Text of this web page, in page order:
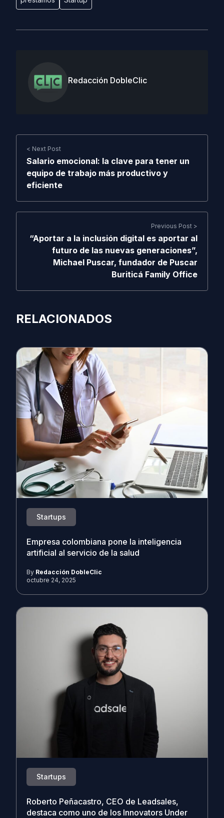
Redacción DobleClic
< Next Post
Salario emocional: la clave para tener un
equipo de trabajo más productivo y
eficiente
Previous Post >
“Aportar a la inclusión digital es aportar al
futuro de las nuevas generaciones”,
Michael Puscar, fundador de Puscar
Buriticá Family Office
RELACIONADOS
Startups
Empresa colombiana pone la inteligencia
artificial al servicio de la salud
By Redacción DobleClic
octubre 24, 2025
Startups
Roberto Peñacastro, CEO de Leadsales,
destaca como uno de los Innovators Under